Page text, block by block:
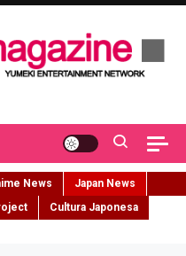
News
Japan News
Cultura Japonesa